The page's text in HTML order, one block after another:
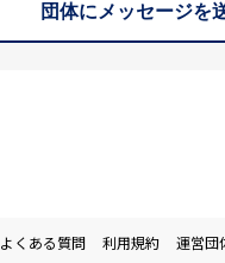
団体にメッセージを
よくある質問 利用規約
運営団